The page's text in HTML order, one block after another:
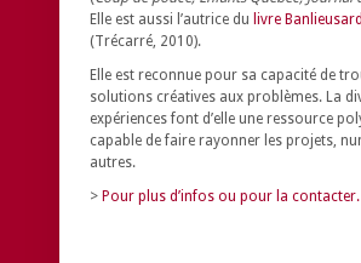
Elle est aussi l’autrice du livre
(Trécarré, 2010).
Elle est reconnue pour sa capacité de
solutions créatives aux problèmes. La
expériences font d’elle une ressource
capable de faire rayonner les projets,
autres.
> Pour plus d’infos ou pour la contacter.